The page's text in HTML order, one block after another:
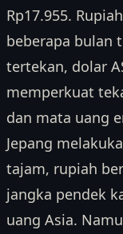
Rp17.955.
beberapa bulan
tertekan, dolar
memperkuat
dan mata uang
Jepang
tajam, rupiah
jangka pendek
uang Asia.